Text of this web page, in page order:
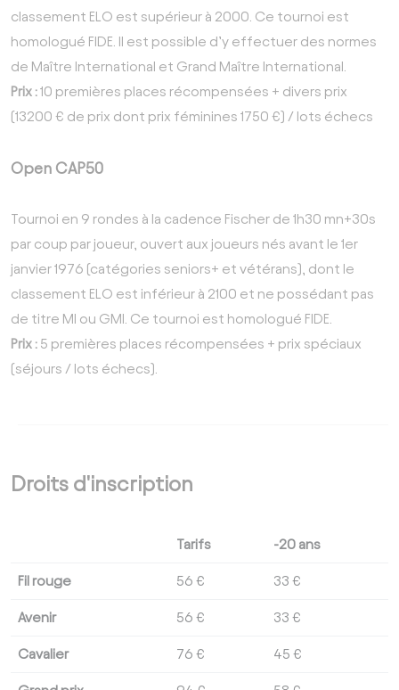
classement ELO est supérieur à 2000. Ce tournoi est
homologué FIDE. Il est possible d’y effectuer des normes
de Maître International et Grand Maître International.
Prix :10 premières places récompensées + divers prix
(13200 € de prix dont prix féminines 1750 €) / lots échecs
Open CAP50
Tournoi en 9 rondes à la cadence Fischer de 1h30 mn+30s
par coup par joueur, ouvert aux joueurs nés avant le 1er
janvier 1976 (catégories seniors+ et vétérans), dont le
classement ELO est inférieur à 2100 et ne possédant pas
de titre MI ou GMI. Ce tournoi est homologué FIDE.
Prix : 5 premières places récompensées + prix spéciaux
(séjours / lots échecs).
Droits d'inscription
Tarifs -20 ans
Fil rouge 56 € 33 €
Avenir 56 € 33 €
Cavalier 76 € 45 €